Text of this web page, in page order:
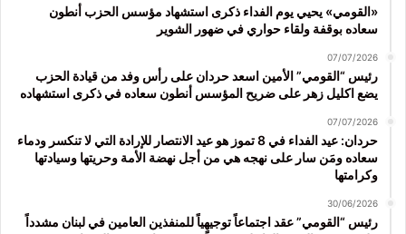
«القومي» يحيي يوم الفداء ذكرى استشهاد مؤسس الحزب أنطون
سعاده بوقفة ولقاء حواري في ضهور الشوير
07/07/2026
رئيس “القومي” الأمين اسعد حردان على رأس وفد من قيادة الحزب
يضع اكليل زهر على ضريح المؤسس أنطون سعاده في ذكرى استشهاده
07/07/2026
حردان: عيد الفداء في 8 تموز هو عيد الانتصار للإرادة التي لا تنكسر ودماء
سعاده ومَن سار على نهجه هي من أجل نهضة الأمة وحريتها وسيادتها
وكرامتها
30/06/2026
رئيس “القومي” عقد اجتماعاً توجيهياً للمنفذين العامين في لبنان مشدداً